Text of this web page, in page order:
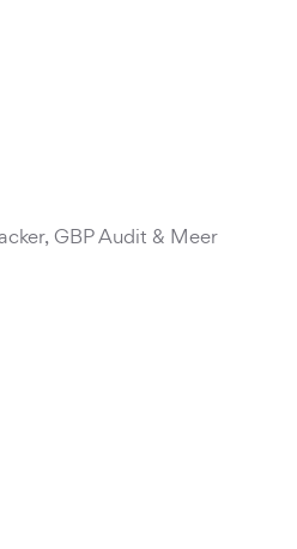
GBP Audit & Meer